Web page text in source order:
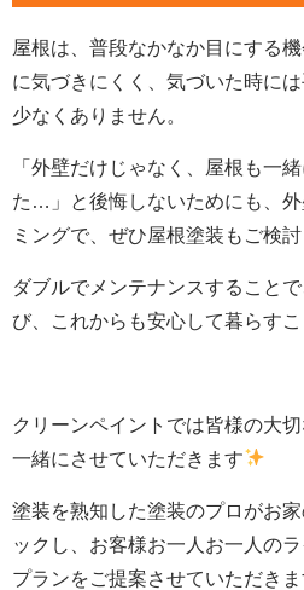
屋根は、普段なかなか目にする
に気づきにくく、気づいた時に
少なくありません。
「外壁だけじゃなく、屋根も一
た…」と後悔しないためにも、
ミングで、ぜひ屋根塗装もご検
ダブルでメンテナンスすること
び、これからも安心して暮らす
クリーンペイントでは皆様の大
一緒にさせていただきます
塗装を熟知した塗装のプロがお
ックし、お客様お一人お一人の
プランをご提案させていただきま